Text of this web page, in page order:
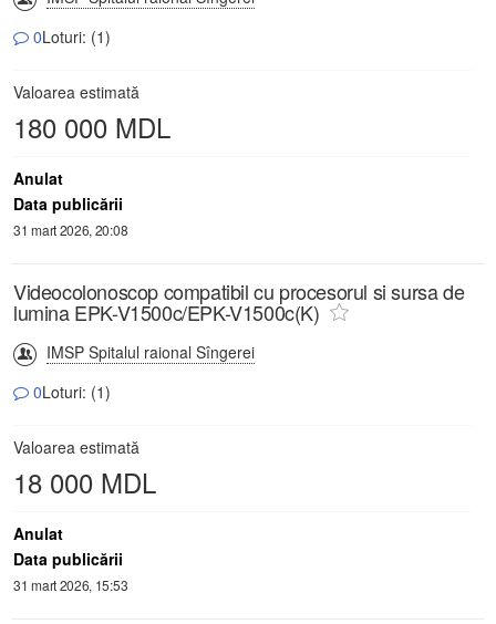
0Loturi: (1)
Valoarea estimată
180 000 MDL
Anulat
Data publicării
31 mart 2026, 20:08
Videocolonoscop compatibil cu procesorul si sursa de
lumina EPK-V1500c/EPK-V1500c(K)
IMSP Spitalul raional Sîngerei
0Loturi: (1)
Valoarea estimată
18 000 MDL
Anulat
Data publicării
31 mart 2026, 15:53